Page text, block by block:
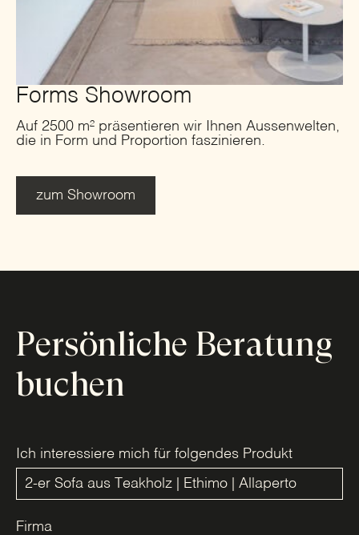
Forms Showroom
Auf 2500 m² präsentieren wir Ihnen Aussenwelten,
die in Form und Proportion faszinieren.
zum Showroom
Persönliche Beratung
buchen
Ich interessiere mich für folgendes Produkt
Firma